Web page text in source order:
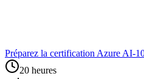
Préparez la certification Azure
20 heures